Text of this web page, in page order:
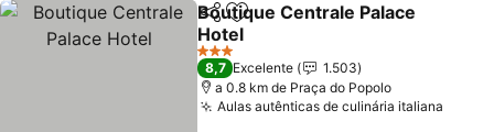
PartilharAdicionar aos favoritos
Boutique Centrale Palace
Hotel
3 Estrelas
8,7 Excelente
1.503
a 0.8 km de Praça do Popolo
Aulas autênticas de culinária italiana